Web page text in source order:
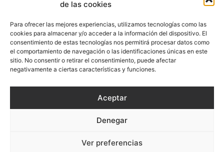
de las cookies
Para ofrecer las mejores experiencias, utilizamos tecnologías como las
cookies para almacenar y/o acceder a la información del dispositivo. El
consentimiento de estas tecnologías nos permitirá procesar datos como
el comportamiento de navegación o las identificaciones únicas en este
sitio. No consentir o retirar el consentimiento, puede afectar
negativamente a ciertas características y funciones.
Aceptar
Denegar
Ver preferencias
info@ramonzelada.com
instagram